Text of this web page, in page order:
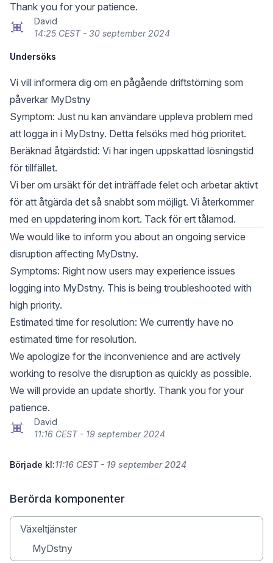
Thank you for your patience.
David
14:25 CEST - 30 september 2024
Undersöks
Vi vill informera dig om en pågående driftstörning som
påverkar MyDstny
Symptom: Just nu kan användare uppleva problem med
att logga in i MyDstny. Detta felsöks med hög prioritet.
Beräknad åtgärdstid: Vi har ingen uppskattad lösningstid
för tillfället.
Vi ber om ursäkt för det inträffade felet och arbetar aktivt
för att åtgärda det så snabbt som möjligt. Vi återkommer
med en uppdatering inom kort. Tack för ert tålamod.
We would like to inform you about an ongoing service
disruption affecting MyDstny.
Symptoms: Right now users may experience issues
logging into MyDstny. This is being troubleshooted with
high priority.
Estimated time for resolution: We currently have no
estimated time for resolution.
We apologize for the inconvenience and are actively
working to resolve the disruption as quickly as possible.
We will provide an update shortly. Thank you for your
patience.
David
11:16 CEST - 19 september 2024
Började kl:11:16 CEST - 19 september 2024
Berörda komponenter
Växeltjänster
MyDstny